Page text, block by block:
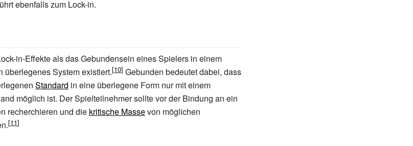
ebenfalls zum Lock-in.
in-Effekte als das Gebundensein eines Spielers in einem
überlegenes System existiert.
Gebunden bedeutet dabei, dass
Standard in eine überlegene Form nur mit einem
möglich ist. Der Spielteilnehmer sollte vor der Bindung an ein
recherchieren und die kritische Massevon möglichen